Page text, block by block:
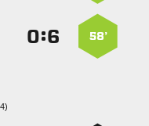
58’
: